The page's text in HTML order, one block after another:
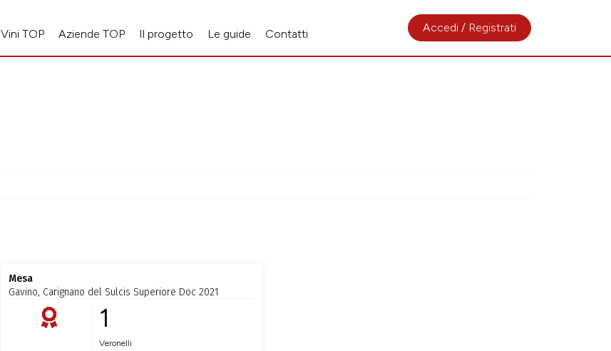
Vini TOP Aziende TOP Il progetto Le guide Contatti Accedi / Registrati
Mesa
Gavino, Carignano del Sulcis Superiore Doc 2021
1
Veronelli